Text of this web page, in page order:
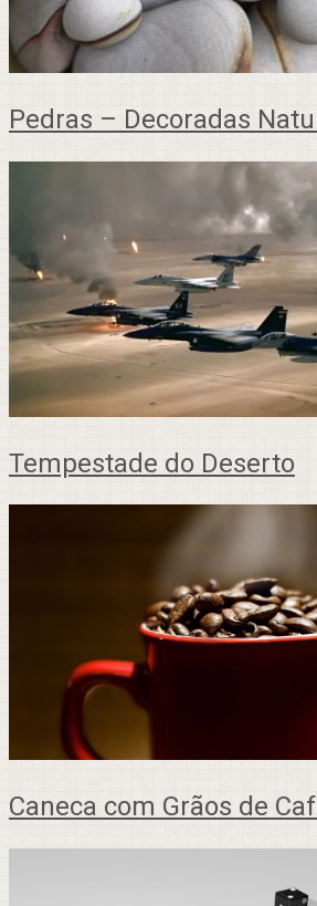
Pedras – Decoradas
Tempestade do Deserto
Caneca com Grãos de